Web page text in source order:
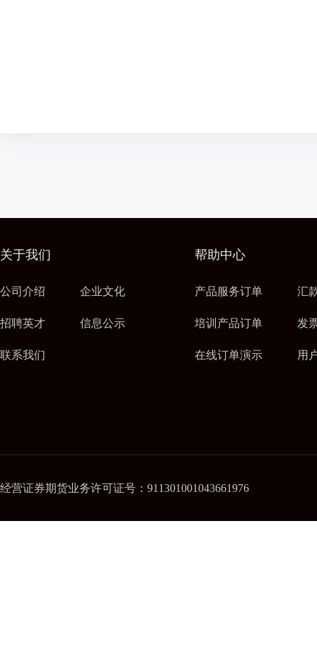
关于我们
公司介绍 企业文化
招聘英才 信息公示
联系我们
帮助中心
产品服务订单 汇
培训产品订单 发
在线订单演示 用
经营证券期货业务许可证号：911301001043661976